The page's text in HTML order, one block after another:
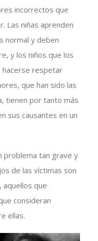
incorrectos que
Las niñas aprenden
normal y deben
y los niños que los
hacerse respetar
que han sido las
tienen por tanto más
sus causantes en un
problema tan grave y
de las víctimas son
aquellos que
consideran
ellas.